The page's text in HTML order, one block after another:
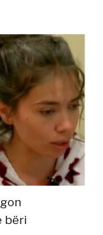
bëri